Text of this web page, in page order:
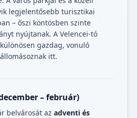
legjelentősebb turisztikai
– őszi köntösben szinte
nyújtanak. A Velencei-tó
gazdag, vonuló
itt.
– február)
belvárosát az adventi és